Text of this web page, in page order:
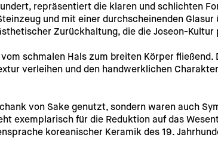
repräsentiert die klaren und schlichten
und mit einer durchscheinenden Glasur
Zurückhaltung, die die Joseon-Kultur
schmalen Hals zum breiten Körper fließend.
verleihen und den handwerklichen
von Sake genutzt, sondern waren auch
exemplarisch für die Reduktion auf das
koreanischer Keramik des 19.